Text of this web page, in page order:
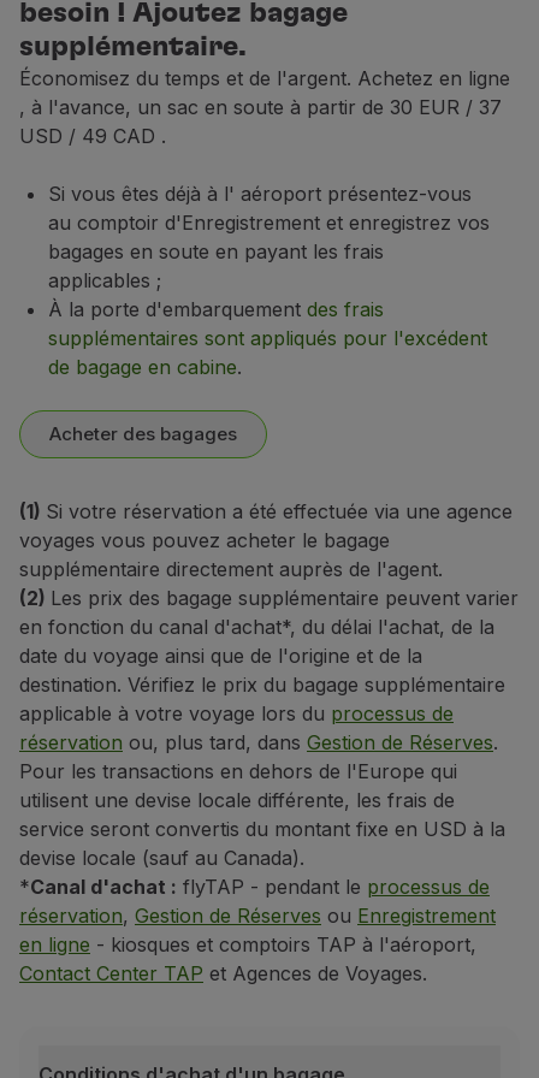
besoin ! Ajoutez bagage
supplémentaire.
Économisez du temps et de l'argent. Achetez en ligne
, à l'avance, un sac en soute à partir de 30 EUR / 37
USD / 49 CAD .
Si vous êtes déjà à l' aéroport présentez-vous
au comptoir d'Enregistrement et enregistrez vos
bagages en soute en payant les frais
applicables ;
À la porte d'embarquement des frais
supplémentaires sont appliqués pour l'excédent
de bagage en cabine.
Acheter des bagages
(1) Si votre réservation a été effectuée via une agence
voyages vous pouvez acheter le bagage
supplémentaire directement auprès de l'agent.
(2) Les prix des bagage supplémentaire peuvent varier
en fonction du canal d'achat*, du délai l'achat, de la
date du voyage ainsi que de l'origine et de la
destination. Vérifiez le prix du bagage supplémentaire
applicable à votre voyage lors du processus de
réservation ou, plus tard, dans Gestion de Réserves.
Pour les transactions en dehors de l'Europe qui
utilisent une devise locale différente, les frais de
service seront convertis du montant fixe en USD à la
devise locale (sauf au Canada).
*Canal d'achat : flyTAP - pendant le processus de
réservation, Gestion de Réserves ou Enregistrement
en ligne - kiosques et comptoirs TAP à l'aéroport,
Contact Center TAP et Agences de Voyages.